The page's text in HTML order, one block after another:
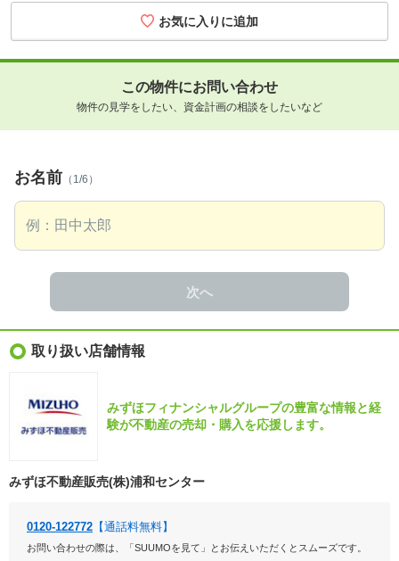
この物件にお問い合わせ
物件の見学をしたい、資金計画の相談をしたいなど
お名前 （1/6）
次へ
取り扱い店舗情報
みずほフィナンシャルグループの豊富な情報と経
験が不動産の売却・購入を応援します。
みずほ不動産販売(株)浦和センター
0120-122772 【通話料無料】
お問い合わせの際は、「SUUMOを見て」とお伝えいただくとスムーズです。